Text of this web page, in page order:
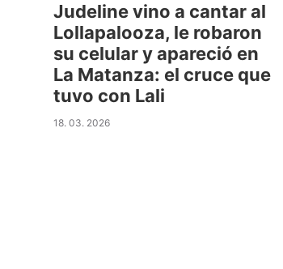
Judeline vino a cantar al
Lollapalooza, le robaron
su celular y apareció en
La Matanza: el cruce que
tuvo con Lali
18. 03. 2026